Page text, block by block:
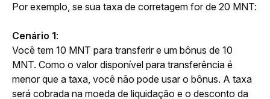
Por exemplo, se sua taxa de corretagem for de 20 MNT:
Cenário 1:
Você tem 10 MNT para transferir e um bônus de 10
MNT. Como o valor disponível para transferência é
menor que a taxa, você não pode usar o bônus. A taxa
será cobrada na moeda de liquidação e o desconto da